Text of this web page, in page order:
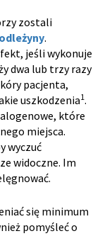
zostali
odleżyny.
jeśli wykonuje
dwa lub trzy razy
pacjenta,
uszkodzenia1.
które
miejsca.
wyczuć
widoczne. Im
się minimum
pomyśleć o